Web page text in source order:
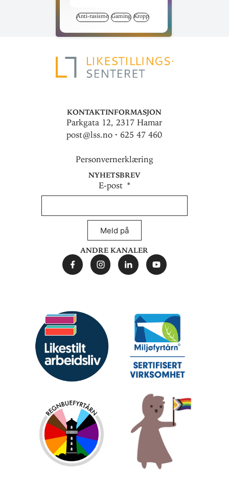
Anti-rasisme Gaming Kropp
Kontaktinformasjon
Parkgata 12, 2317 Hamar
post@lss.no · 625 47 460
Personvernerklæring
Nyhetsbrev
E-post
Meld på
Andre kanaler